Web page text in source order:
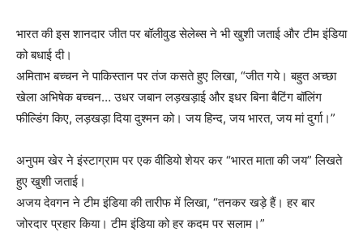
भारत की इस शानदार जीत पर बॉलीवुड सेलेब्स ने भी खुशी जताई और टीम इंडिया
को बधाई दी।
अमिताभ बच्चन ने पाकिस्तान पर तंज कसते हुए लिखा, “जीत गये। बहुत अच्छा
खेला अभिषेक बच्चन… उधर जबान लड़खड़ाई और इधर बिना बैटिंग बॉलिंग
फील्डिंग किए, लड़खड़ा दिया दुश्मन को। जय हिन्द, जय भारत, जय मां दुर्गा।”
अनुपम खेर ने इंस्टाग्राम पर एक वीडियो शेयर कर “भारत माता की जय” लिखते
हुए खुशी जताई।
अजय देवगन ने टीम इंडिया की तारीफ में लिखा, “तनकर खड़े हैं। हर बार
जोरदार प्रहार किया। टीम इंडिया को हर कदम पर सलाम।”